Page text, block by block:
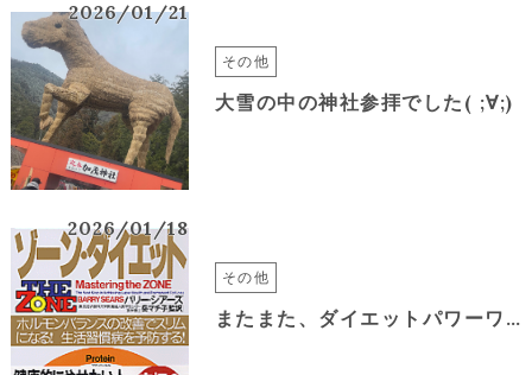
2026/01/21
その他
大雪の中の神社参拝でした( ;∀;)
2026/01/18
その他
またまた、ダイエットパワーワード見つけました！ゾーン1、2、3、4、5